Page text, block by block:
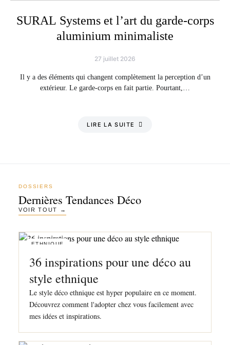
SURAL Systems et l’art du garde-corps
aluminium minimaliste
27 juillet 2026
Il y a des éléments qui changent complètement la perception d’un
extérieur. Le garde-corps en fait partie. Pourtant,…
LIRE LA SUITE
DOSSIERS
Dernières Tendances Déco
VOIR TOUT →
ETHNIQUE
36 inspirations pour une déco au
style ethnique
Le style déco ethnique est hyper populaire en ce moment.
Découvrez comment l'adopter chez vous facilement avec
mes idées et inspirations.